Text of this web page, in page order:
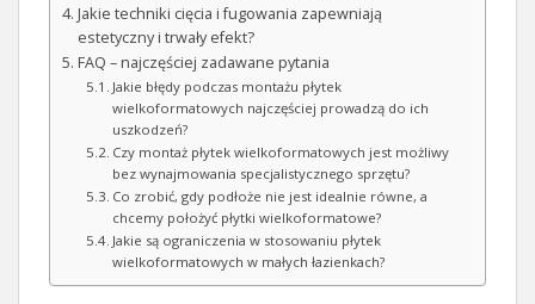
Jakie techniki cięcia i fugowania zapewniają
estetyczny i trwały efekt?
FAQ – najczęściej zadawane pytania
Jakie błędy podczas montażu płytek
wielkoformatowych najczęściej prowadzą do ich
uszkodzeń?
Czy montaż płytek wielkoformatowych jest możliwy
bez wynajmowania specjalistycznego sprzętu?
Co zrobić, gdy podłoże nie jest idealnie równe, a
chcemy położyć płytki wielkoformatowe?
Jakie są ograniczenia w stosowaniu płytek
wielkoformatowych w małych łazienkach?